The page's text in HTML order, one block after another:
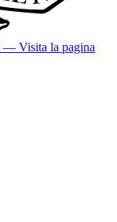
— Visita la pagina